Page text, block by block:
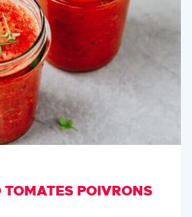
TOMATES POIVRONS